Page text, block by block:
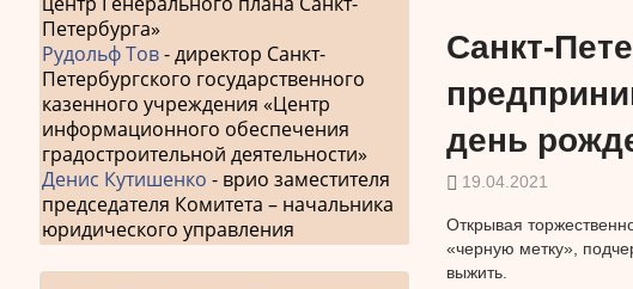
Санкт-
день
19.04.2021
Открывая
«черную метку»,
выжить.
Петербурга»
Рудольф Тов- директор Санкт-
Петербургского государственного
казенного учреждения «Центр
информационного обеспечения
градостроительной деятельности»
Денис Кутишенко - врио заместителя
председателя Комитета – начальника
юридического управления